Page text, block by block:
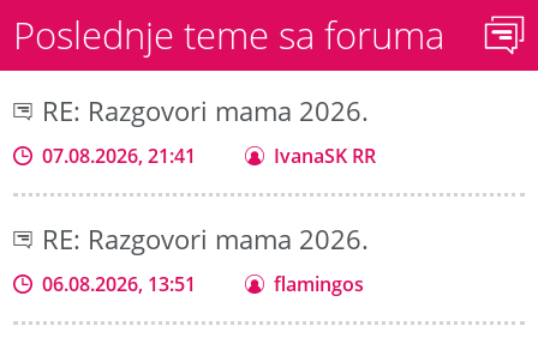
Poslednje teme sa foruma
RE: Razgovori mama 2026.
07.08.2026, 21:41 IvanaSK RR
RE: Razgovori mama 2026.
06.08.2026, 13:51 flamingos